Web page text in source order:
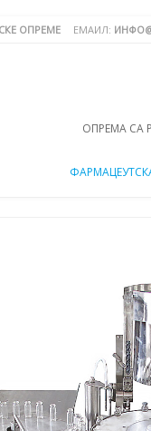
ОПРЕМЕ ЕМАИЛ:
ОПРЕМА СА